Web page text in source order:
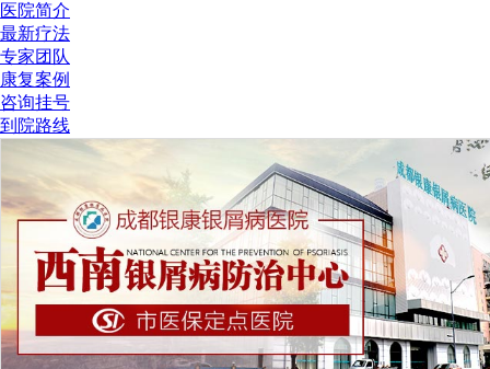
医院简介
最新疗法
专家团队
康复案例
咨询挂号
到院路线